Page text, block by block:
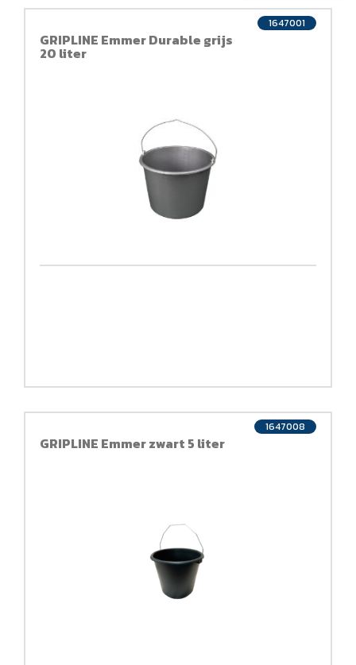
GRIPLINE Emmer Durable grijs
20 liter
1647001
GRIPLINE Emmer zwart 5 liter
1647008